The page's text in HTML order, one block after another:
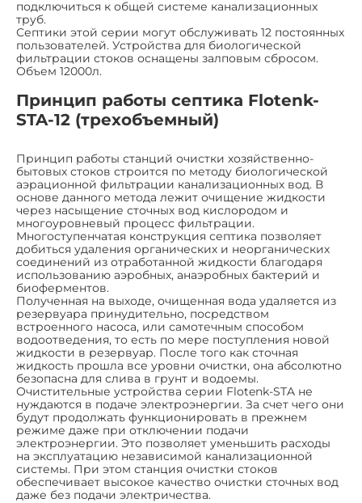
подключиться к общей системе канализационных
труб.
Септики этой серии могут обслуживать 12 постоянных
пользователей. Устройства для биологической
фильтрации стоков оснащены залповым сбросом.
Объем 12000л.
Принцип работы септика Flotenk-
STA-12 (трехобъемный)
Принцип работы станций очистки хозяйственно-
бытовых стоков строится по методу биологической
аэрационной фильтрации канализационных вод. В
основе данного метода лежит очищение жидкости
через насыщение сточных вод кислородом и
многоуровневый процесс фильтрации.
Многоступенчатая конструкция септика позволяет
добиться удаления органических и неорганических
соединений из отработанной жидкости благодаря
использованию аэробных, анаэробных бактерий и
биоферментов.
Полученная на выходе, очищенная вода удаляется из
резервуара принудительно, посредством
встроенного насоса, или самотечным способом
водоотведения, то есть по мере поступления новой
жидкости в резервуар. После того как сточная
жидкость прошла все уровни очистки, она абсолютно
безопасна для слива в грунт и водоемы.
Очистительные устройства серии Flotenk-STA не
нуждаются в подаче электроэнергии. За счет чего они
будут продолжать функционировать в прежнем
режиме даже при отключении подачи
электроэнергии. Это позволяет уменьшить расходы
на эксплуатацию независимой канализационной
системы. При этом станция очистки стоков
обеспечивает высокое качество очистки сточных вод
даже без подачи электричества.